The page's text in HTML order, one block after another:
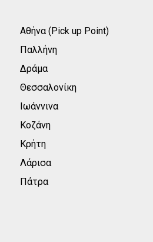
Αθήνα (Pick up Point)
Παλλήνη
Δράμα
Θεσσαλονίκη
Ιωάννινα
Κοζάνη
Κρήτη
Λάρισα
Πάτρα